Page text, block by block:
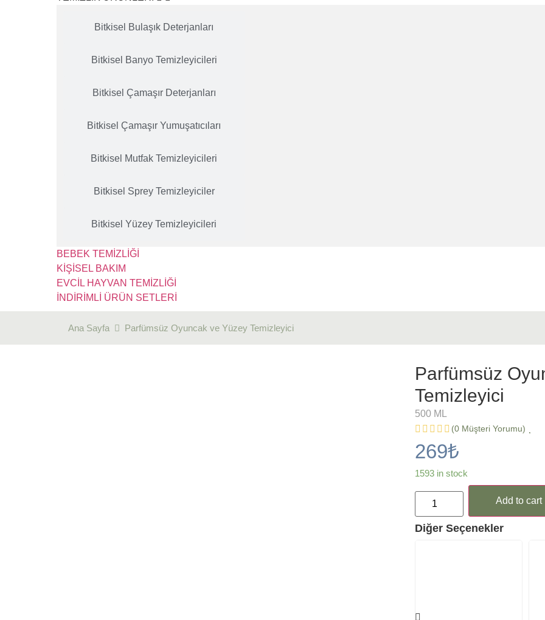
Bitkisel Bulaşık Deterjanları
Bitkisel Banyo Temizleyicileri
Bitkisel Çamaşır Deterjanları
Bitkisel Çamaşır Yumuşatıcıları
Bitkisel Mutfak Temizleyicileri
Bitkisel Sprey Temizleyiciler
Bitkisel Yüzey Temizleyicileri
BEBEK TEMİZLİĞİ
KİŞİSEL BAKIM
EVCİL HAYVAN TEMİZLİĞİ
İNDİRİMLİ ÜRÜN SETLERİ
Ana Sayfa Parfümsüz Oyuncak ve Yüzey Temizleyici
Parfümsüz
Temizleyici
500 ML
(0 Müşteri Yorumu)
269₺
1593 in stock
Add to cart
Diğer Seçenekler